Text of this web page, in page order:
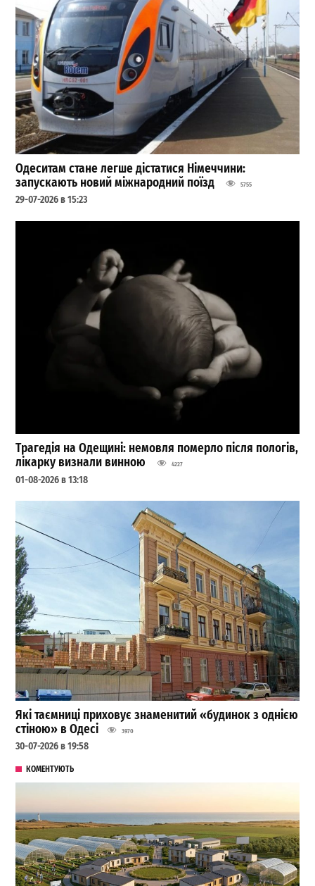
Одеситам стане легше дістатися Німеччини:
запускають новий міжнародний поїзд
5755
29-07-2026 в 15:23
Трагедія на Одещині: немовля померло після пологів,
лікарку визнали винною
4227
01-08-2026 в 13:18
Які таємниці приховує знаменитий «будинок з однією
стіною» в Одесі
3970
30-07-2026 в 19:58
КОМЕНТУЮТЬ